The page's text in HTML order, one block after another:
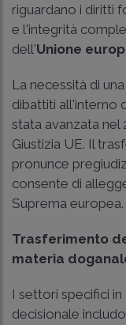
riguardano i diritti
e l'integrità
dell'Unione
La necessità di
dibattiti all'interno
stata avanzata nel
Giustizia UE. Il
pronunce
consente di
Suprema europea.
Trasferimento
materia
I settori specifici in
decisionale